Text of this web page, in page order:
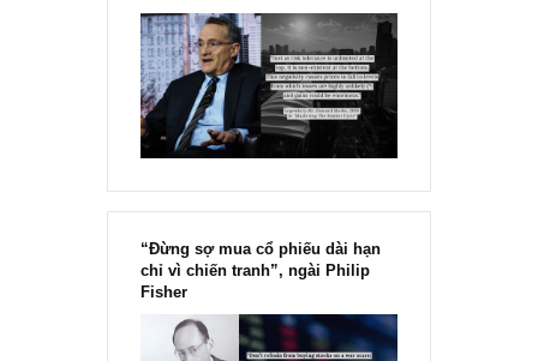
[Ấn phẩm kỳ 82], 36/36 trang,
chính thức phát hành!!